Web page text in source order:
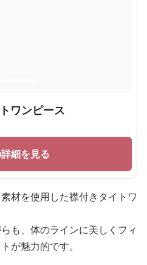
ワンピース
細を見る
材を使用した襟付きタイトワ
も、体のラインに美しくフィ
が魅力的です。